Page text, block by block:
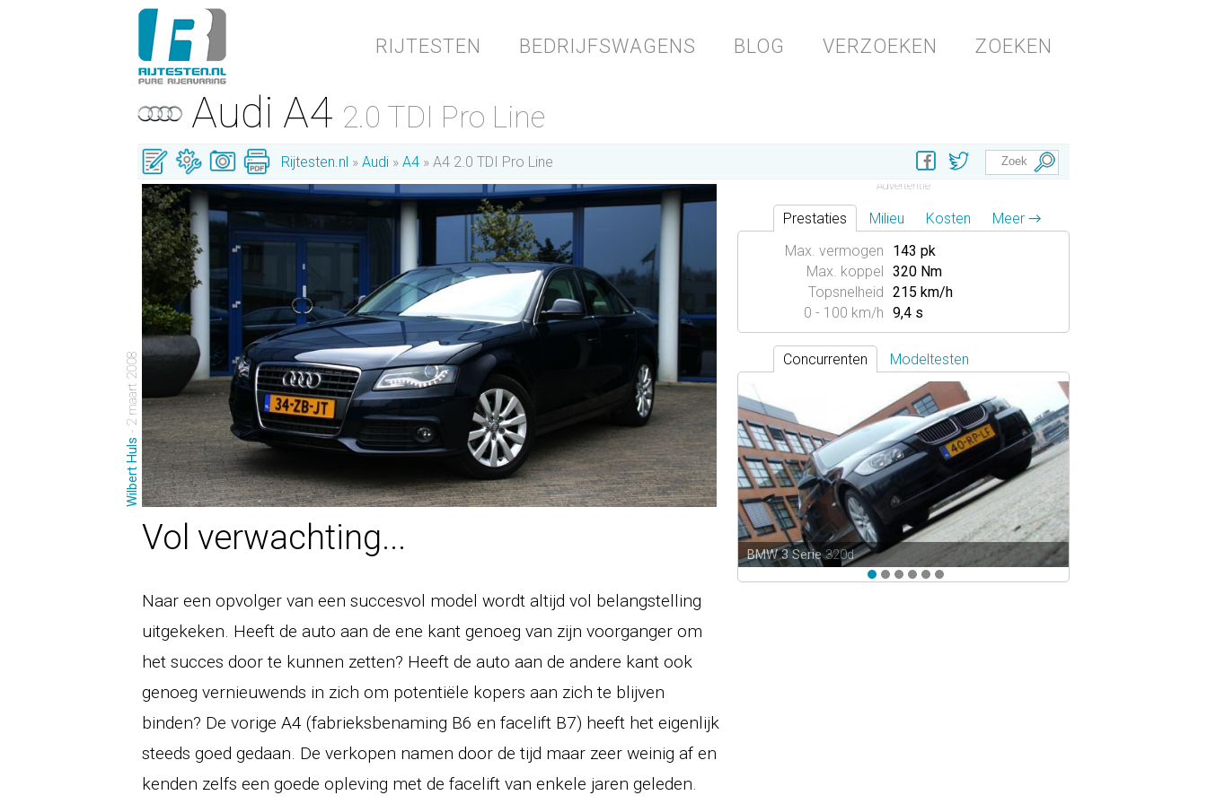
RIJTESTEN BEDRIJFSWAGENS BLOG VERZOEKEN ZOEKEN
Audi A4 2.0 TDI Pro Line
Rijtesten.nl Audi A4 A4 2.0 TDI Pro Line
Wilbert Huls
- 2 maart 2008
Vol verwachting...
Naar een opvolger van een succesvol model wordt altijd vol belangstelling
uitgekeken. Heeft de auto aan de ene kant genoeg van zijn voorganger om
het succes door te kunnen zetten? Heeft de auto aan de andere kant ook
genoeg vernieuwends in zich om potentiële kopers aan zich te blijven
binden? De vorige A4 (fabrieksbenaming B6 en facelift B7) heeft het eigenlijk
steeds goed gedaan. De verkopen namen door de tijd maar zeer weinig af en
kenden zelfs een goede opleving met de facelift van enkele jaren geleden.
Prestaties Milieu Kosten
Meer →
Max. vermogen
143 pk
Max. koppel 320 Nm
Topsnelheid 215 km/h
0 - 100 km/h 9,4 s
Concurrenten Modeltesten
BMW 3 Serie320d